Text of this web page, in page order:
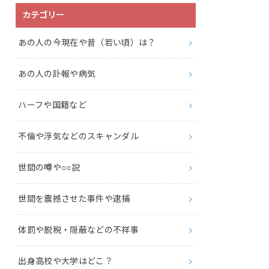
カテゴリー
あの人の今現在や昔（若い頃）は？
あの人の訃報や病気
ハーフや国籍など
不倫や浮気などのスキャンダル
世間の噂や○○説
世間を震撼させた事件や逮捕
体罰や脱税・隠蔽などの不祥事
出身高校や大学はどこ？